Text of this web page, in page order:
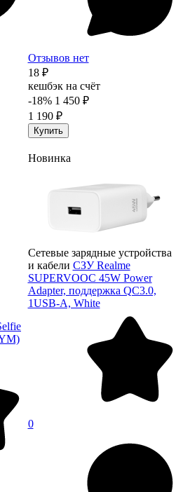
Отзывов нет
18 ₽
кешбэк на счёт
-18% 1 450 ₽
1 190 ₽
Купить
Новинка
Сетевые зарядные устройства
и кабели СЗУ Realme
SUPERVOOC 45W Power
Adapter, поддержка QC3.0,
1USB-A, White
0